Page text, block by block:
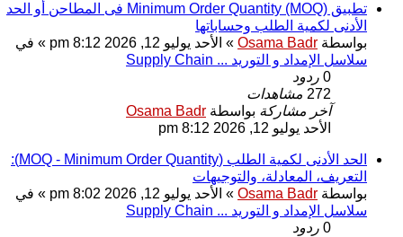
تطبيق Minimum Order Quantity (MOQ) فى المطاحن أو الحد
الأدنى لكمية الطلب وحساباتها
بواسطة Osama Badr » الأحد يوليو 12, 2026 8:12 pm » في
سلاسل الإمداد و التوريد ... Supply Chain
0 ردود
272 مشاهدات
آخر مشاركة بواسطة Osama Badr
الأحد يوليو 12, 2026 8:12 pm
الحد الأدنى لكمية الطلب (MOQ - Minimum Order Quantity):
التعريف، المعادلة، والتوجيهات
بواسطة Osama Badr » الأحد يوليو 12, 2026 8:02 pm » في
سلاسل الإمداد و التوريد ... Supply Chain
0 ردود